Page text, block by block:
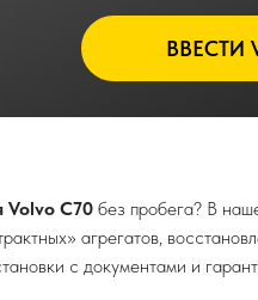
ВВЕСТИ
Volvo C70 без пробега? В
агрегатов,
с документами и